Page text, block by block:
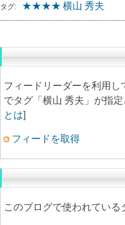
タグ: ★★★★ 横山 秀夫
フィードリーダーを利用
でタグ「横山 秀夫」が指
とは]
フィードを取得
このブログで使われている